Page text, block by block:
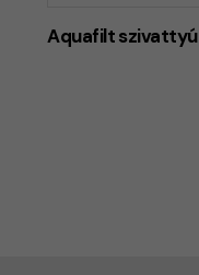
Aquafilt szivattyú